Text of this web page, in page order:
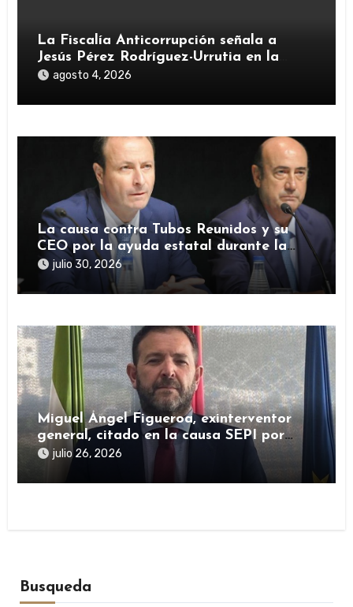
La Fiscalía Anticorrupción señala a
Jesús Pérez Rodríguez-Urrutia en la
investigación del rescate de Tubos
agosto 4, 2026
La causa contra Tubos Reunidos y su
CEO por la ayuda estatal durante la
pandemia sigue abierta
julio 30, 2026
Miguel Ángel Figueroa, exinterventor
general, citado en la causa SEPI por
presuntas irregularidades en ayudas
julio 26, 2026
Busqueda